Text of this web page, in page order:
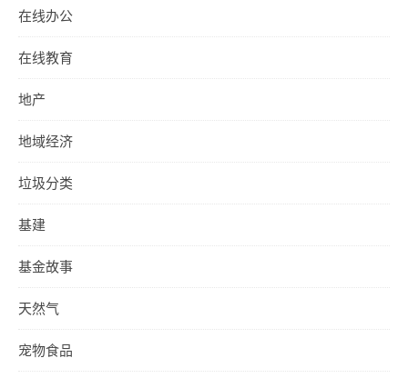
在线办公
在线教育
地产
地域经济
垃圾分类
基建
基金故事
天然气
宠物食品